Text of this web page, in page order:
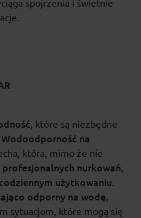
spojrzenia i świetnie
, które są niezbędne
Wodoodporność na
która, mimo że nie
profesjonalnych nurkowań,
codziennym użytkowaniu.
odporny na wodę,
sytuacjom, które mogą się